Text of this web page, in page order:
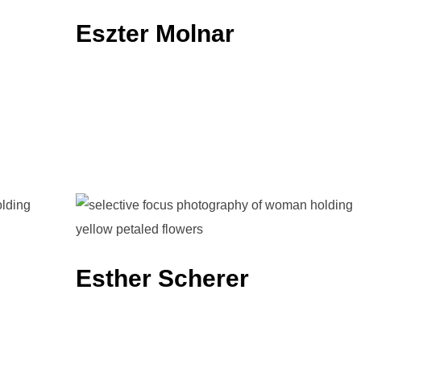
Eszter Molnar
Esther Scherer